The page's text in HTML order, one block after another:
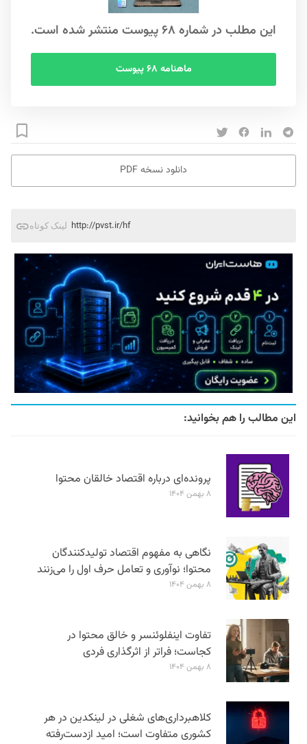
این مطلب در شماره ۶۸ پیوست منتشر شده است.
ماهنامه ۶۸ پیوست
دانلود نسخه PDF
لینک کوتاه http://pvst.ir/hf
این مطالب را هم بخوانید:
پرونده‌ای درباره اقتصاد خالقان محتوا
۸ بهمن ۱۴۰۴
نگاهی به مفهوم اقتصاد تولیدکنندگان
محتوا؛ نوآوری و تعامل حرف اول را می‌زنند
۸ بهمن ۱۴۰۴
تفاوت اینفلوئنسر و خالق محتوا در
کجاست؛ فراتر از اثرگذاری فردی
۸ بهمن ۱۴۰۴
کلاهبرداری‌های شغلی در لینکدین در هر
کشوری متفاوت است؛ امید ازدست‌رفته